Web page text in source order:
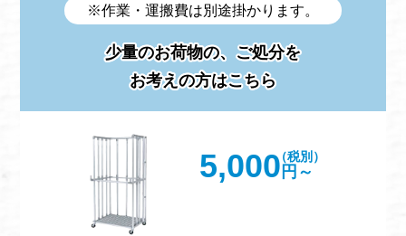
※作業・運搬費は別途掛かります。
少量のお荷物の、ご処分を
お考えの方はこちら
5,000 円～
（税別）